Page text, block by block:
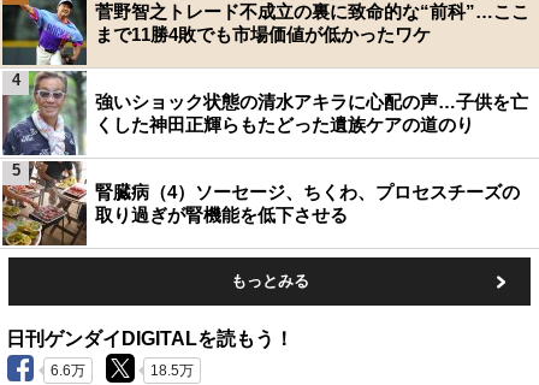
菅野智之トレード不成立の裏に致命的な“前科”…ここ
まで11勝4敗でも市場価値が低かったワケ
強いショック状態の清水アキラに心配の声…子供を亡
くした神田正輝らもたどった遺族ケアの道のり
4
腎臓病（4）ソーセージ、ちくわ、プロセスチーズの
取り過ぎが腎機能を低下させる
5
もっとみる
日刊ゲンダイDIGITALを読もう！
6.6万 18.5万